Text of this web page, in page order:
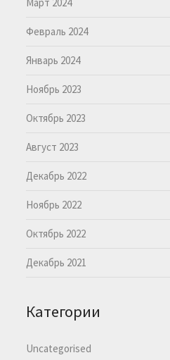
Февраль 2024
Январь 2024
Ноябрь 2023
Октябрь 2023
Август 2023
Декабрь 2022
Ноябрь 2022
Октябрь 2022
Декабрь 2021
Категории
Uncategorised